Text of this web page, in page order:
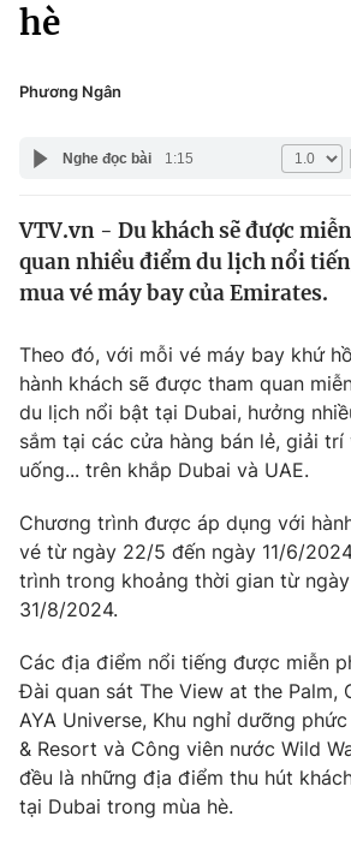
Xã hội
Pháp luật
Y tế
Thế giới
Tin tức
Câu chuyện quốc tế
Kinh tế
Tài chính
Thị trường
Góc doanh nghiệp
Dữ liệu và đời sống
Truyền hình
Hậu trường
Nhân vật
Giải sao mai
Giải trí
Điện ảnh
Âm nhạc
Sao
Đời sống
Làm đẹp
Chất lượng cuộc sống
Giáo dục
Tuyển sinh
Học trực tuyến
Công nghệ
Hitech Công nghệ tương lai
Sản phẩm
Giao lưu trực tuyến
Công nghệ
hè
Phương Ngân
Nghe đọc bài 1:15
VTV.vn - Du khách sẽ được
quan nhiều điểm du lịch nổi
mua vé máy bay của Emirates.
Theo đó, với mỗi vé máy bay khứ
hành khách sẽ được tham quan
du lịch nổi bật tại Dubai, hưởng
sắm tại các cửa hàng bán lẻ, giải trí
uống... trên khắp Dubai và UAE.
Chương trình được áp dụng với
vé từ ngày 22/5 đến ngày 11/6/
trình trong khoảng thời gian từ
31/8/2024.
Các địa điểm nổi tiếng được miễn
Đài quan sát The View at the Palm,
AYA Universe, Khu nghỉ dưỡng
& Resort và Công viên nước Wild
đều là những địa điểm thu hút
tại Dubai trong mùa hè.